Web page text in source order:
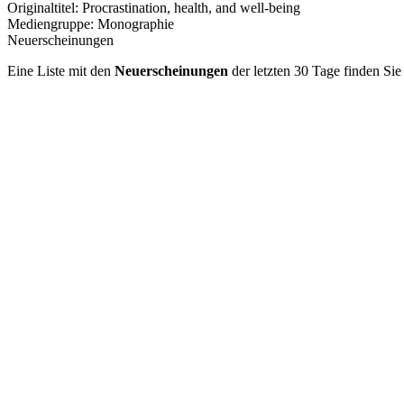
Originaltitel: Procrastination, health, and well-being
Mediengruppe: Monographie
Neuerscheinungen
Eine Liste mit den Neuerscheinungen der letzten 30 Tage finden Sie